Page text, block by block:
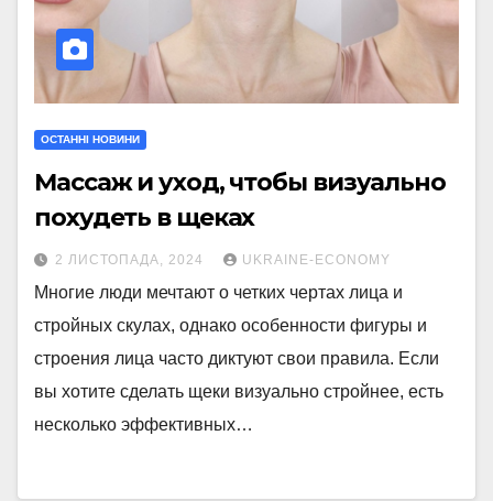
ОСТАННІ НОВИНИ
Массаж и уход, чтобы визуально
похудеть в щеках
2 ЛИСТОПАДА, 2024 UKRAINE-ECONOMY
Многие люди мечтают о четких чертах лица и
стройных скулах, однако особенности фигуры и
строения лица часто диктуют свои правила. Если
вы хотите сделать щеки визуально стройнее, есть
несколько эффективных…